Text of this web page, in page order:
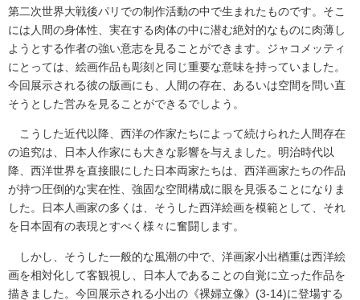
第二次世界大戦後パリでの制作活動の中で生まれたものです。そこ
には人間の身体性、実在する肉体の中に潜む絶対的なものに肉薄し
ようとする作者の強い意志を見ることができます。ジャコメッティ
にとっては、絵画作品も彫刻と同じ重要な意味を持っていました。
今回展示される彼の版画にも、人間の存在、あるいは空間を問い直
そうとした営みを見ることができるでしよう。
こうした近代以降、西洋の作家たちによって続けられた人間存在
の追究は、日本人作家にも大きな影響を与えました。明治時代以
降、西洋世界を直接眼にした日本両家たちは、西洋画家たちの作品
が持つ圧倒的な実在性、強固な空間構成に眼を見張ることになりま
した。日本人画家の多くは、そうした西洋絵画を模範として、それ
を日本固有の表現とすべく様々に奮闘します。
しかし、そうした一般的な風潮の中で、洋画家小出楢重は西洋絵
画を相対化して客観視し、日本人であることの自覚に立った作品を
描きました。今回展示される小出の《裸婦立像》(3-14)に登場する